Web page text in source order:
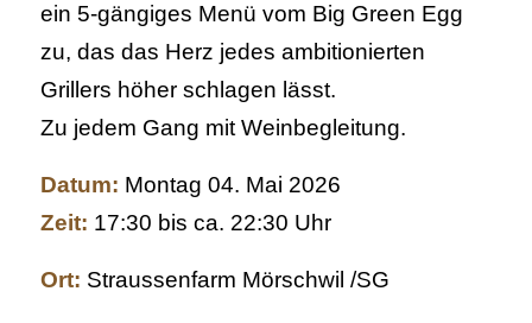
ein 5-gängiges Menü vom Big Green Egg
zu, das das Herz jedes ambitionierten
Grillers höher schlagen lässt.
Zu jedem Gang mit Weinbegleitung.
Datum: Montag 04. Mai 2026
Zeit: 17:30 bis ca. 22:30 Uhr
Ort: Straussenfarm Mörschwil /SG